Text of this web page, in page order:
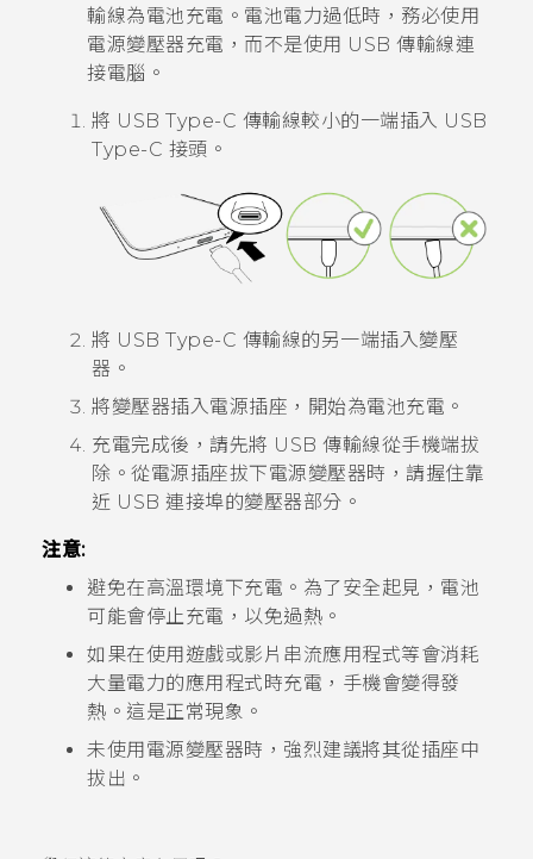
輸線為電池充電。電池電力過低時，務必使用
電源變壓器充電，而不是使用 USB 傳輸線連
接電腦。
將 USB Type-C 傳輸線較小的一端插入 USB
Type-C 接頭。
將 USB Type-C 傳輸線的另一端插入變壓
器。
將變壓器插入電源插座，開始為電池充電。
充電完成後，請先將 USB 傳輸線從手機端拔
除。從電源插座拔下電源變壓器時，請握住靠
近 USB 連接埠的變壓器部分。
注意:
避免在高溫環境下充電。為了安全起見，電池
可能會停止充電，以免過熱。
如果在使用遊戲或影片串流應用程式等會消耗
大量電力的應用程式時充電，手機會變得發
熱。這是正常現象。
未使用電源變壓器時，強烈建議將其從插座中
拔出。